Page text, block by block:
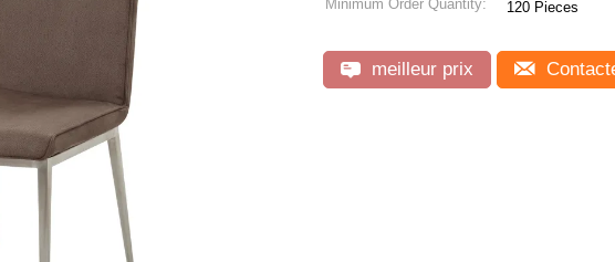
Minimum Order Quantity: 120 Pieces
meilleur prix